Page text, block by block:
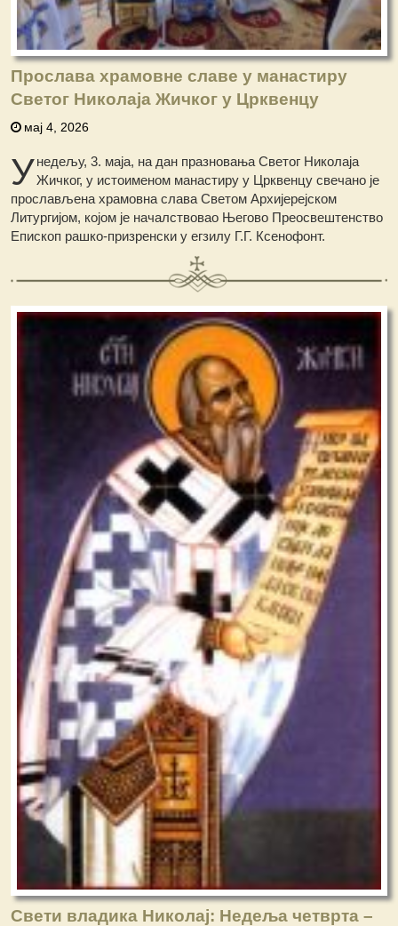
Прослава храмовне славе у манастиру
Светог Николаја Жичког у Црквенцу
мај 4, 2026
Унедељу, 3. маја, на дан празновања Светог Николаја
Жичког, у истоименом манастиру у Црквенцу свечано је
прослављена храмовна слава Светом Архијерејском
Литургијом, којом је началствовао Његово Преосвештенство
Епископ рашко-призренски у егзилу Г.Г. Ксенофонт.
Свети владика Николај: Недеља четврта –